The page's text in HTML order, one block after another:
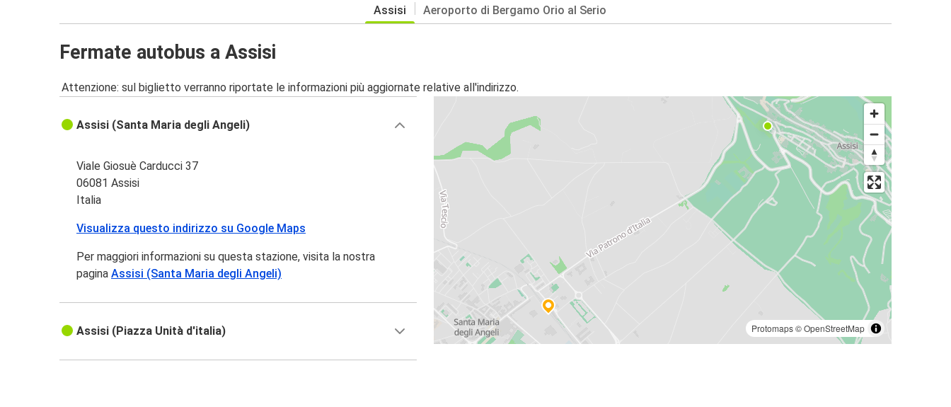
Assisi Aeroporto di Bergamo Orio al Serio
Fermate autobus a Assisi
Attenzione: sul biglietto verranno riportate le informazioni più aggiornate relative all'indirizzo.
Protomaps©OpenStreetMap
Assisi (Santa Maria degli Angeli)
Viale Giosuè Carducci 37
06081 Assisi
Italia
Visualizza questo indirizzo su Google Maps
Per maggiori informazioni su questa stazione, visita la nostra
paginaAssisi (Santa Maria degli Angeli)
Assisi (Piazza Unità d'italia)